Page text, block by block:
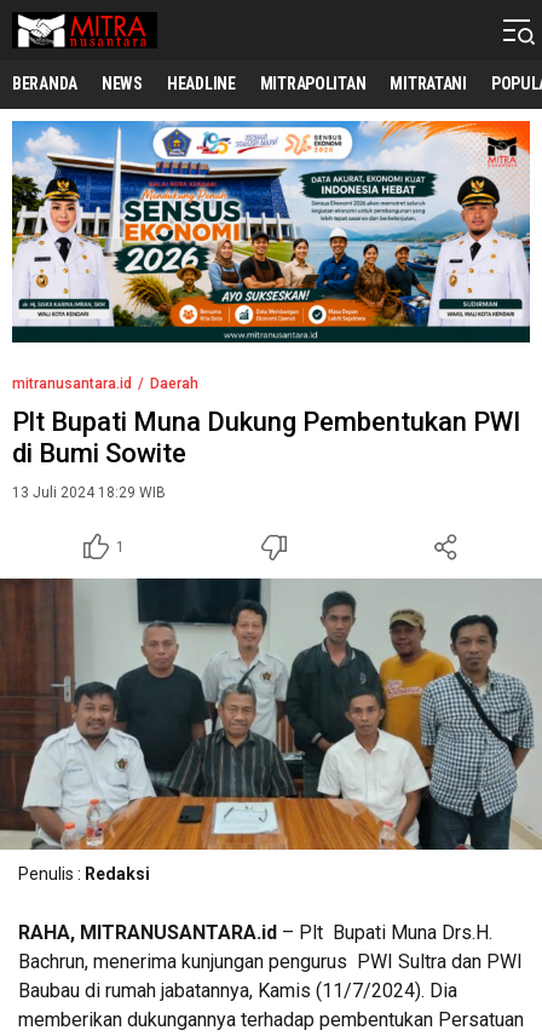
mitranusantara.id
Mitranya Masyarakat Indonesia
BERANDA NEWS HEADLINE MITRAPOLITAN MITRATANI
mitranusantara.id Daerah
Plt Bupati Muna Dukung Pembentukan PWI
di Bumi Sowite
13 Juli 2024 18:29 WIB
1
Penulis : Redaksi
RAHA, MITRANUSANTARA.id – Plt Bupati Muna Drs.H.
Bachrun, menerima kunjungan pengurus PWI Sultra dan PWI
Baubau di rumah jabatannya, Kamis (11/7/2024). Dia
memberikan dukungannya terhadap pembentukan Persatuan